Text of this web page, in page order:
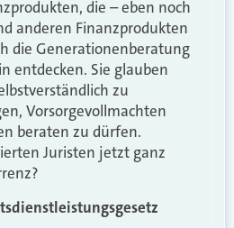
die – eben noch
anderen Finanzprodukten
die Generationenberatung
entdecken. Sie glauben
zu
Vorsorgevollmachten
beraten zu dürfen.
Juristen jetzt ganz